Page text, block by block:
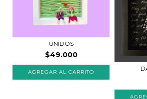
UNIDOS
$49.000